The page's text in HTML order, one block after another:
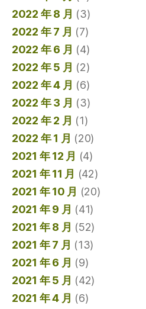
2022 年 8 月 (3)
2022 年 7 月 (7)
2022 年 6 月 (4)
2022 年 5 月 (2)
2022 年 4 月 (6)
2022 年 3 月 (3)
2022 年 2 月 (1)
2022 年 1 月 (20)
2021 年 12 月 (4)
2021 年 11 月 (42)
2021 年 10 月 (20)
2021 年 9 月 (41)
2021 年 8 月 (52)
2021 年 7 月 (13)
2021 年 6 月 (9)
2021 年 5 月 (42)
2021 年 4 月 (6)